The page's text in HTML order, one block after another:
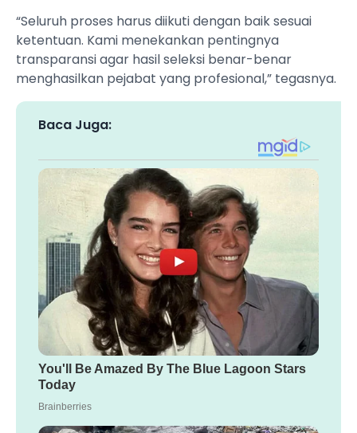
“Seluruh proses harus diikuti dengan baik sesuai
ketentuan. Kami menekankan pentingnya
transparansi agar hasil seleksi benar-benar
menghasilkan pejabat yang profesional,” tegasnya.
Baca Juga: